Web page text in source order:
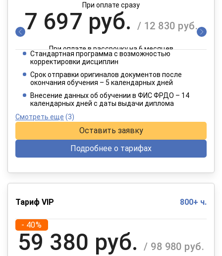
При оплате сразу
7 697 руб. / 12 830 руб.
При оплате в рассрочку на 6 месяцев
3 849 руб.
При оплате в рассрочку на 12 месяцев
Стандартная программа с возможностью
корректировки дисциплин
Срок отправки оригиналов документов после
окончания обучения – 5 календарных дней
Внесение данных об обучении в ФИС ФРДО – 14
календарных дней с даты выдачи диплома
Смотреть еще (3)
Оставить заявку
Подробнее о тарифах
Тариф VIP 800+ ч.
- 40%
59 380 руб. / 98 980 руб.